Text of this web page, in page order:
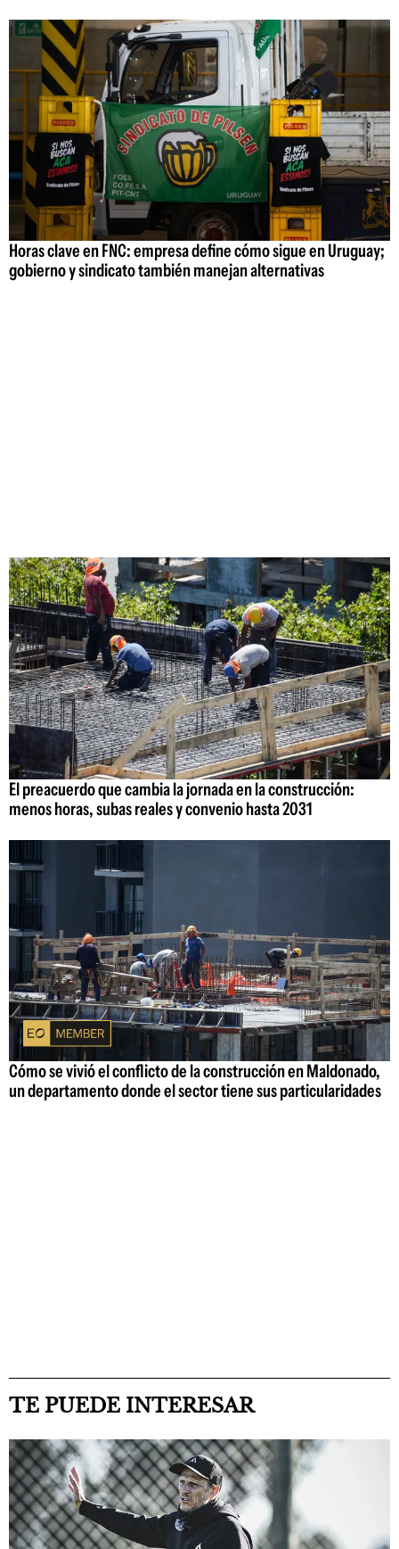
Horas clave en FNC: empresa define cómo sigue en Uruguay;
gobierno y sindicato también manejan alternativas
El preacuerdo que cambia la jornada en la construcción:
menos horas, subas reales y convenio hasta 2031
Cómo se vivió el conflicto de la construcción en Maldonado,
un departamento donde el sector tiene sus particularidades
TE PUEDE INTERESAR